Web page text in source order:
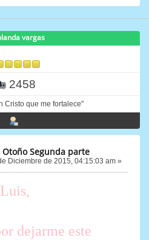
vargas
2458
Cristo que me fortalece"
Otoño Segunda parte
Diciembre de 2015, 04:15:03 am »
dejarme este